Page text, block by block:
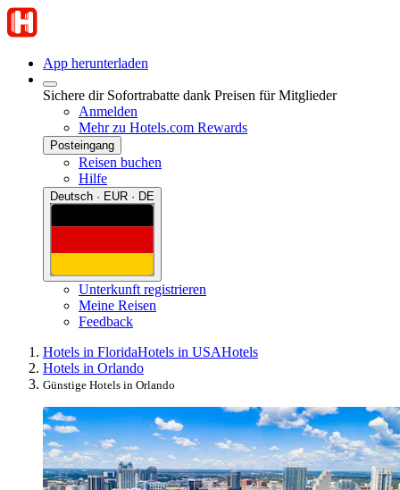
App herunterladen
Sichere dir Sofortrabatte dank Preisen für Mitglieder
Anmelden
Mehr zu Hotels.com Rewards
Posteingang
Reisen buchen
Hilfe
Deutsch · EUR · DE
Unterkunft registrieren
Meine Reisen
Feedback
Hotels in FloridaHotels in USAHotels
Hotels in Orlando
Günstige Hotels in Orlando